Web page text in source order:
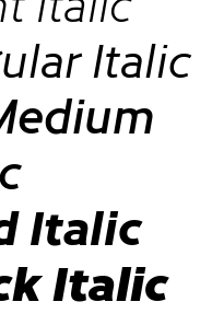
Italic
Italic
Italic